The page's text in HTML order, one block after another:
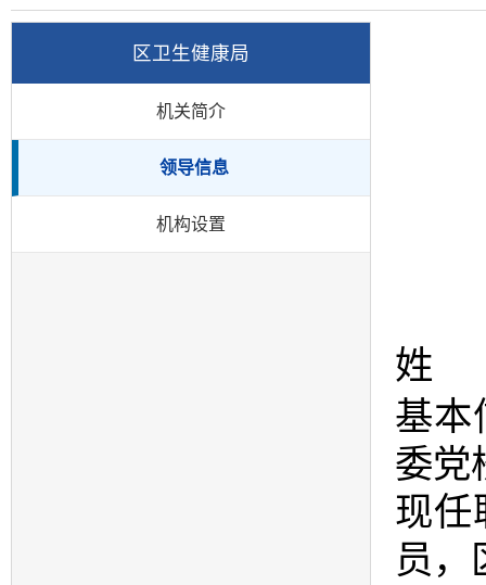
区卫生健康局
机关简介
领导信息
机构设置
姓
基本
委党
现任
员，